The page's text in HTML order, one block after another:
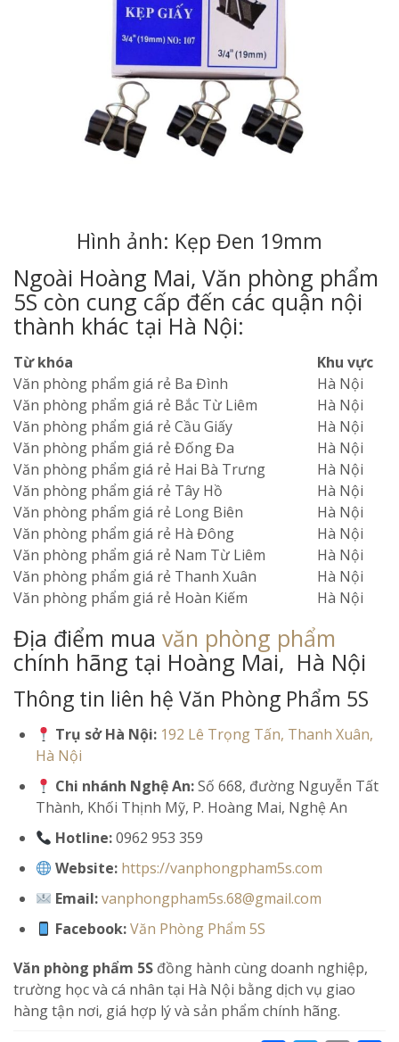
Hình ảnh: Kẹp Đen 19mm
Ngoài Hoàng Mai, Văn phòng phẩm
5S còn cung cấp đến các quận nội
thành khác tại Hà Nội:
Từ khóa
Khu vực
Văn phòng phẩm giá rẻ Ba Đình
Hà Nội
Văn phòng phẩm giá rẻ Bắc Từ Liêm
Hà Nội
Văn phòng phẩm giá rẻ Cầu Giấy
Hà Nội
Văn phòng phẩm giá rẻ Đống Đa
Hà Nội
Văn phòng phẩm giá rẻ Hai Bà Trưng
Hà Nội
Văn phòng phẩm giá rẻ Tây Hồ
Hà Nội
Văn phòng phẩm giá rẻ Long Biên
Hà Nội
Văn phòng phẩm giá rẻ Hà Đông
Hà Nội
Văn phòng phẩm giá rẻ Nam Từ Liêm
Hà Nội
Văn phòng phẩm giá rẻ Thanh Xuân
Hà Nội
Văn phòng phẩm giá rẻ Hoàn Kiếm
Hà Nội
Địa điểm mua văn phòng phẩm
chính hãng tại Hoàng Mai, Hà Nội
Thông tin liên hệ Văn Phòng Phẩm 5S
Trụ sở Hà Nội: 192 Lê Trọng Tấn, Thanh Xuân,
Hà Nội
Chi nhánh Nghệ An:Số 668, đường Nguyễn Tất
Thành, Khối Thịnh Mỹ, P. Hoàng Mai, Nghệ An
Hotline:0962 953 359
Website: https://vanphongpham5s.com
Email:vanphongpham5s.68@gmail.com
Facebook:Văn Phòng Phẩm 5S
Văn phòng phẩm 5S đồng hành cùng doanh nghiệp,
trường học và cá nhân tại Hà Nội bằng dịch vụ giao
hàng tận nơi, giá hợp lý và sản phẩm chính hãng.